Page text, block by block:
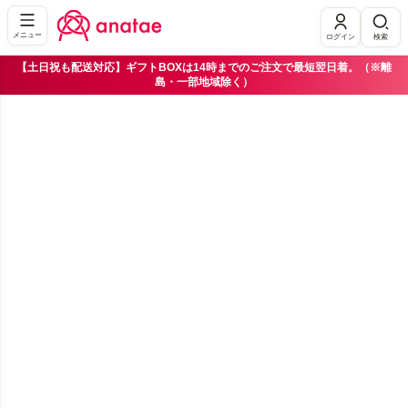
メニュー ログイン 検索
【土日祝も配送対応】ギフトBOXは14時までのご注文で最短翌日着。（※離
島・一部地域除く）